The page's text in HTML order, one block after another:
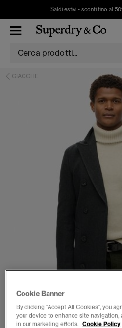
Saldi estivi - sconti fino al
GIACCHE
Cookie Banner
By clicking “Accept All Cookies”, you
your device to enhance site navigation,
in our marketing efforts. Cookie Policy